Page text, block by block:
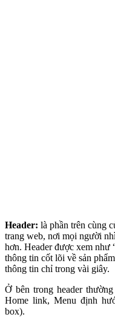
Header: là phần trên cùng
trang web, nơi mọi người
hơn. Header được xem như
thông tin cốt lõi về sản
thông tin chỉ trong vài giây.
Ở bên trong header
Home link, Menu định
box).